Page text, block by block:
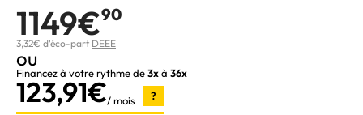
1149€90
3,32€ d'éco-part DEEE
ou
Financez à votre rythme de3xà 36x
123,91€/ mois ?